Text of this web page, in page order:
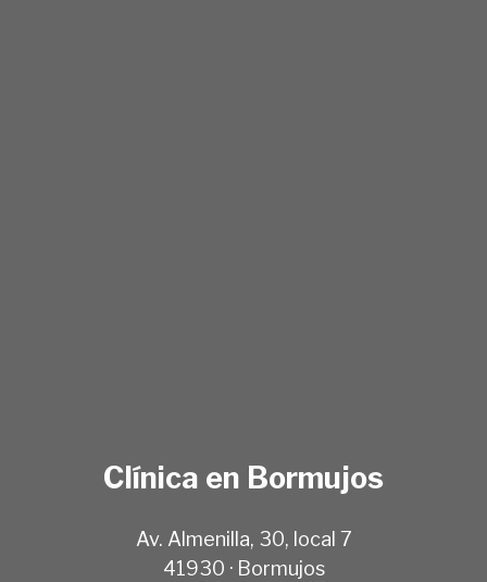
Clínica en Bormujos
Av. Almenilla, 30, local 7
41930 · Bormujos